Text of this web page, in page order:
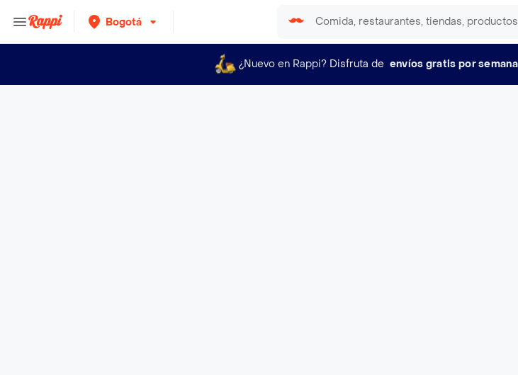
Bogotá
¿Nuevo en Rappi? Disfruta de envíos gratis por